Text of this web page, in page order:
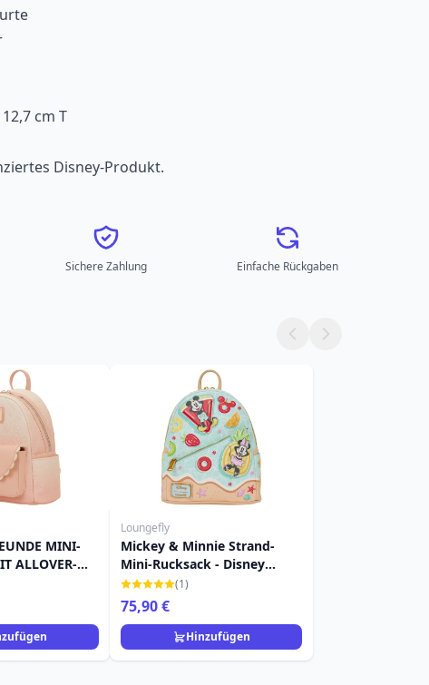
cm T
Disney-Produkt.
Sichere Zahlung Einfache Rückgaben
MINI-
ALLOVER-
LOUNGEFLY
Loungefly
Mickey & Minnie Strand-
Mini-Rucksack - Disney
Loungefly(1)
75,90 €
Hinzufügen